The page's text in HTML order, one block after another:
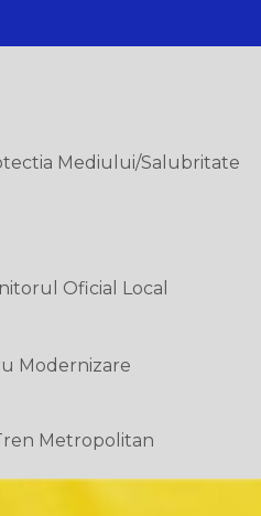
Mediului/Salubritate
Oficial Local
Modernizare
Metropolitan